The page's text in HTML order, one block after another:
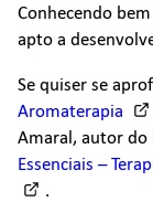
Conhecendo
apto a
Se quiser se
Aromaterapia
Amaral, autor do
Essenciais –
.